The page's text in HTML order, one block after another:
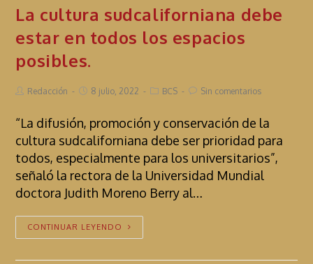
La cultura sudcaliforniana debe
estar en todos los espacios
posibles.
Redacción 8 julio, 2022 BCS Sin comentarios
“La difusión, promoción y conservación de la
cultura sudcaliforniana debe ser prioridad para
todos, especialmente para los universitarios”,
señaló la rectora de la Universidad Mundial
doctora Judith Moreno Berry al…
CONTINUAR LEYENDO